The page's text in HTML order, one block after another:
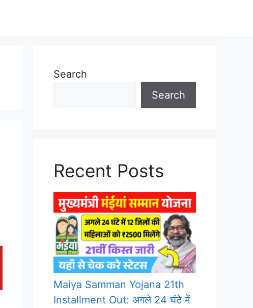
Search
Search
Recent Posts
Maiya Samman Yojana 21th
Installment Out: अगले 24 घंटे में